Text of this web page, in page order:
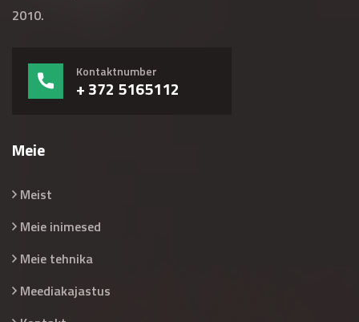
2010.
Kontaktnumber
+ 372 5165112
Meie
Meist
Meie inimesed
Meie tehnika
Meediakajastus